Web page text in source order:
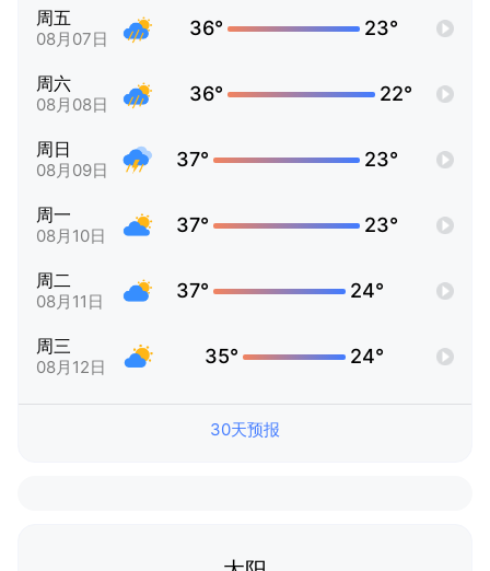
周五
08月07日 36° 23°
周六
08月08日 36° 22°
周日
08月09日 37° 23°
周一
08月10日 37° 23°
周二
08月11日 37° 24°
周三
08月12日 35° 24°
30天预报